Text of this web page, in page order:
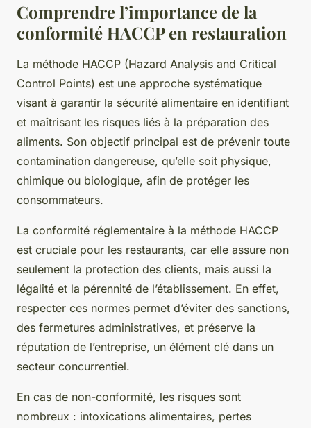
Comprendre l’importance de la
conformité HACCP en restauration
La méthode HACCP (Hazard Analysis and Critical
Control Points) est une approche systématique
visant à garantir la sécurité alimentaire en identifiant
et maîtrisant les risques liés à la préparation des
aliments. Son objectif principal est de prévenir toute
contamination dangereuse, qu’elle soit physique,
chimique ou biologique, afin de protéger les
consommateurs.
La conformité réglementaire à la méthode HACCP
est cruciale pour les restaurants, car elle assure non
seulement la protection des clients, mais aussi la
légalité et la pérennité de l’établissement. En effet,
respecter ces normes permet d’éviter des sanctions,
des fermetures administratives, et préserve la
réputation de l’entreprise, un élément clé dans un
secteur concurrentiel.
En cas de non-conformité, les risques sont
nombreux : intoxications alimentaires, pertes